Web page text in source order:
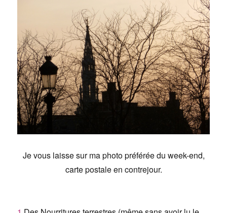
Je vous laisse sur ma photo préférée du week-end,
carte postale en contrejour.